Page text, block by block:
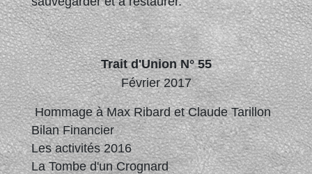
Trait d'Union N° 55
Février 2017
Hommage à Max Ribard et Claude Tarillon
Bilan Financier
Les activités 2016
La Tombe d'un Crognard